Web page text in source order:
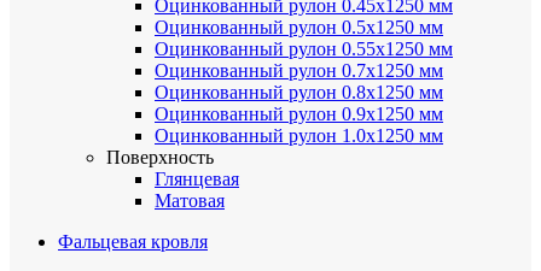
Оцинкованный рулон 0.45х1250 мм
Оцинкованный рулон 0.5х1250 мм
Оцинкованный рулон 0.55х1250 мм
Оцинкованный рулон 0.7х1250 мм
Оцинкованный рулон 0.8х1250 мм
Оцинкованный рулон 0.9х1250 мм
Оцинкованный рулон 1.0х1250 мм
Поверхность
Глянцевая
Матовая
Фальцевая кровля